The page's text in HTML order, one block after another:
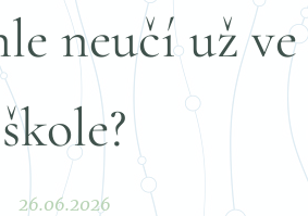
neučí už ve
škole?
26.06.2026